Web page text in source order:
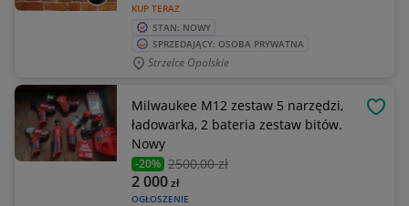
KUP TERAZ
STAN: NOWY
SPRZEDAJĄCY: OSOBA PRYWATNA
Strzelce Opolskie
Milwaukee M12 zestaw 5 narzędzi,
ładowarka, 2 bateria zestaw bitów.
Nowy
-20% 2500,00 zł
OGŁOSZENIE
2 000zł